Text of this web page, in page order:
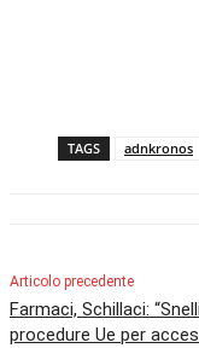
TAGS adnkronos
Articolo precedente
Farmaci, Schillaci:
procedure Ue per